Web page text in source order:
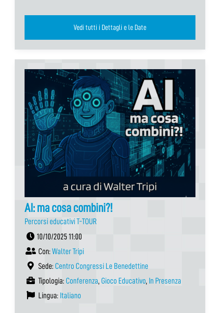
Vedi tutti i Dettagli e le Date
AI: ma cosa combini?!
Percorsi educativi T-TOUR
10/10/2025 11:00
Con: Walter Tripi
Sede: Centro Congressi Le Benedettine
Tipologia: Conferenza, Gioco Educativo, In Presenza
Lingua: Italiano